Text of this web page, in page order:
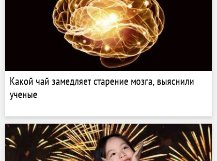
Какой чай замедляет старение мозга, выяснили
ученые